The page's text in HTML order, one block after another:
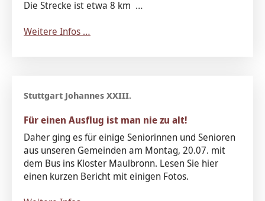
Die Strecke ist etwa 8 km …
Weitere Infos …
Für einen Ausflug ist man nie zu alt!
Daher ging es für einige Seniorinnen und Senioren
aus unseren Gemeinden am Montag, 20.07. mit
dem Bus ins Kloster Maulbronn. Lesen Sie hier
einen kurzen Bericht mit einigen Fotos.